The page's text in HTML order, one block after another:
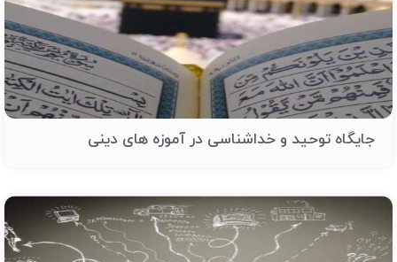
جایگاه توحید و خداشناسی در آموزه های دینی